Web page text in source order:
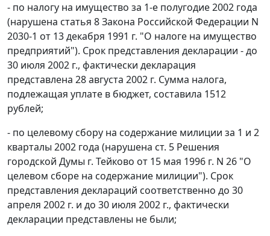
- по налогу на имущество за 1-е полугодие 2002 года
(нарушена статья 8Закона Российской Федерации N
2030-1 от 13 декабря 1991 г. "О налоге на имущество
предприятий"). Срок представления декларации - до
30 июля 2002 г., фактически декларация
представлена 28 августа 2002 г. Сумма налога,
подлежащая уплате в бюджет, составила 1512
рублей;
- по целевому сбору на содержание милиции за 1 и 2
кварталы 2002 года (нарушена ст. 5 Решения
городской Думы г. Тейково от 15 мая 1996 г. N 26 "О
целевом сборе на содержание милиции"). Срок
представления деклараций соответственно до 30
апреля 2002 г. и до 30 июля 2002 г., фактически
декларации представлены не были;